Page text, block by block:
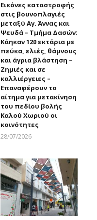
Εικόνες καταστροφής
στις βουνοπλαγιές
μεταξύ Αγ. Άννας και
Ψευδά – Τμήμα Δασών:
Κάηκαν 120 εκτάρια με
πεύκα, ελιές, θάμνους
και άγρια βλάστηση –
Ζημιές και σε
καλλιέργειες –
Επαναφέρουν το
αίτημα για μετακίνηση
του πεδίου βολής
Καλού Χωριού οι
κοινότητες
28/07/2026